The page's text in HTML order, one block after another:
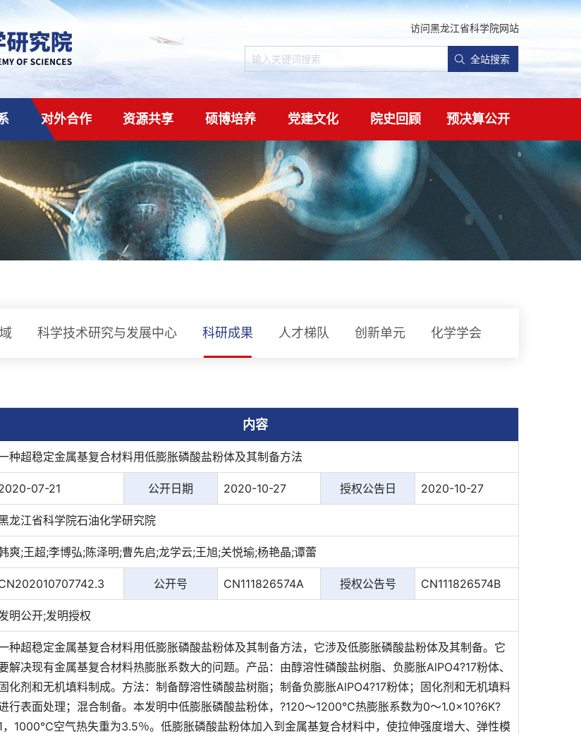
访问黑龙江省科学院网站
全站搜索
对外合作 资源共享 硕博培养 党建文化 院史回顾 预决算公开
科学技术研究与发展中心 科研成果 人才梯队 创新单元 化学学会
内容
种超稳定金属基复合材料用低膨胀磷酸盐粉体及其制备方法
07-21 公开日期 2020-10-27 授权公告日 2020-10-27
龙江省科学院石油化学研究院
爽;王超;李博弘;陈泽明;曹先启;龙学云;王旭;关悦瑜;杨艳晶;谭蕾
公开号 CN111826574A 授权公告号 CN111826574B
明公开;发明授权
种超稳定金属基复合材料用低膨胀磷酸盐粉体及其制备方法，它涉及低膨胀磷酸盐粉体及其制备。它
解决现有金属基复合材料热膨胀系数大的问题。产品：由醇溶性磷酸盐树脂、负膨胀AlPO4?17粉体、
固化剂和无机填料制成。方法：制备醇溶性磷酸盐树脂；制备负膨胀AlPO4?17粉体；固化剂和无机填料
行表面处理；混合制备。本发明中低膨胀磷酸盐粉体，?120～1200℃热膨胀系数为0～1.0×10?6K?
，1000℃空气热失重为3.5％。低膨胀磷酸盐粉体加入到金属基复合材料中，使拉伸强度增大、弹性模